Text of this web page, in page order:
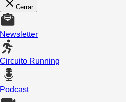
Cerrar
Newsletter
Circuito Running
Podcast